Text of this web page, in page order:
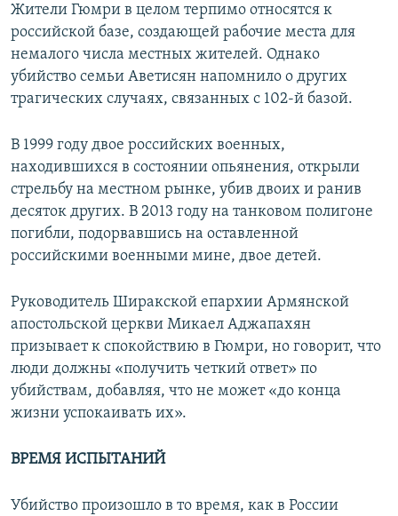
Жители Гюмри в целом терпимо относятся к
российской базе, создающей рабочие места для
немалого числа местных жителей. Однако
убийство семьи Аветисян напомнило о других
трагических случаях, связанных с 102-й базой.
В 1999 году двое российских военных,
находившихся в состоянии опьянения, открыли
стрельбу на местном рынке, убив двоих и ранив
десяток других. В 2013 году на танковом полигоне
погибли, подорвавшись на оставленной
российскими военными мине, двое детей.
Руководитель Ширакской епархии Армянской
апостольской церкви Микаел Аджапахян
призывает к спокойствию в Гюмри, но говорит, что
люди должны «получить четкий ответ» по
убийствам, добавляя, что не может «до конца
жизни успокаивать их».
ВРЕМЯ ИСПЫТАНИЙ
Убийство произошло в то время, как в России